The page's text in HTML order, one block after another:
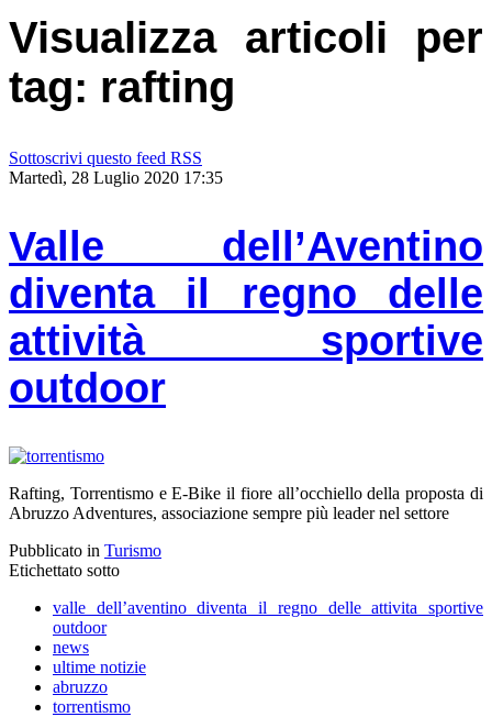
Visualizza articoli per
tag: rafting
Sottoscrivi questo feed RSS
Martedì, 28 Luglio 2020 17:35
Valle dell’Aventino
diventa il regno delle
attività sportive
outdoor
Rafting, Torrentismo e E-Bike il fiore all’occhiello della proposta di
Abruzzo Adventures, associazione sempre più leader nel settore
Pubblicato in Turismo
Etichettato sotto
valle dell’aventino diventa il regno delle attivita sportive
outdoor
news
ultime notizie
abruzzo
torrentismo